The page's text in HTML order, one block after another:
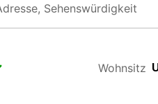
Wohnsitz